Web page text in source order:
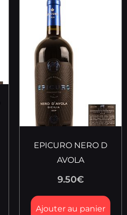
EPICURO NERO D
AVOLA
9.50€
Ajouter au panier